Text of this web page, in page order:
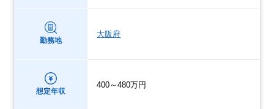
勤務地
大阪府
想定年収
400～480万円